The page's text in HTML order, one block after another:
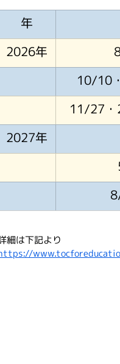
年
2026年
10/10
11/27
2027年
細は下記より